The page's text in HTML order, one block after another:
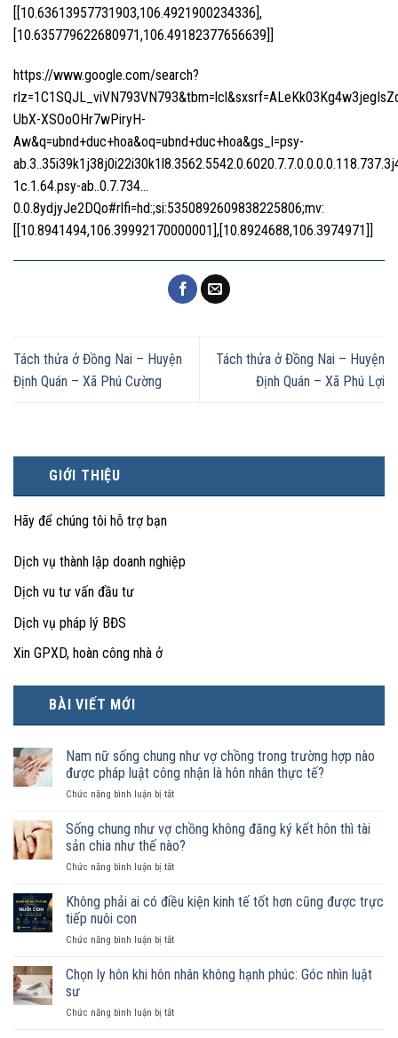
GIỚI THIỆU
Hãy để chúng tôi hỗ trợ bạn
Dịch vụ thành lập doanh nghiệp
Dịch vu tư vấn đầu tư
Dịch vụ pháp lý BĐS
Xin GPXD, hoàn công nhà ở
BÀI VIẾT MỚI
Nam nữ sống chung như vợ chồng trong trường hợp nào
được pháp luật công nhận là hôn nhân thực tế?
Chức năng bình luận bị tắtở
nữ
sống
chung
như
chồng
hợp
được
Sống chung như vợ chồng không đăng ký kết hôn thì tài
sản chia như thế nào?
Chức năng bình luận bị tắtở
chung
chồng
đăng
hôn
Không phải ai có điều kiện kinh tế tốt hơn cũng được trực
tiếp nuôi con
Chức năng bình luận bị tắtở
phải
điều
Chọn ly hôn khi hôn nhân không hạnh phúc: Góc nhìn luật
sư
Chức năng bình luận bị tắtở
[[10.63613957731903,106.4921900234336],
[10.635779622680971,106.49182377656639]]
https://www.google.com/search?
UbX-XSOoOHr7wPiryH-
Aw&q=ubnd+duc+hoa&oq=ubnd+duc+hoa&gs_l=psy-
1c.1.64.psy-ab..0.7.734…
0.0.8ydjyJe2DQo#rlfi=hd:;si:5350892609838225806;mv:
[[10.8941494,106.39992170000001],[10.8924688,106.3974971]]
Tách thửa ở Đồng Nai – Huyện
Định Quán – Xã Phú Cường
Tách thửa ở Đồng Nai – Huyện
Định Quán – Xã Phú Lợi